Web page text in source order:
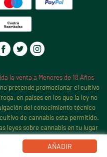
AÑADIR
la venta a Menores de 18 Años
pretende promocionar el cultivo
en países en los que la ley no
del conocimiento técnico
de cannabis esta permitido.
leyes sobre cannabis en tu lugar
cultivo de cannabis, pues sigue
países y estados.